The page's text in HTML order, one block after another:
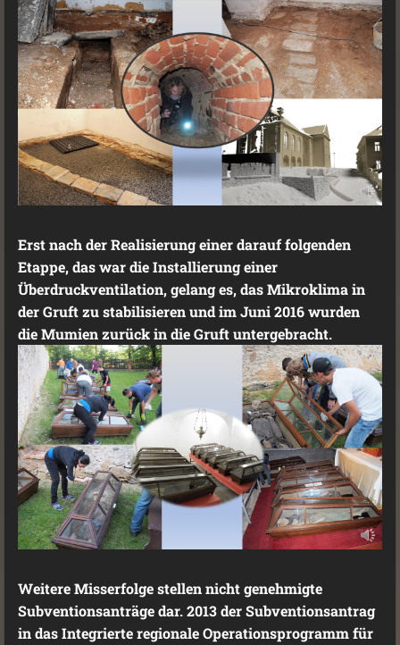
Erst nach der Realisierung einer darauf folgenden
Etappe, das war die Installierung einer
Überdruckventilation, gelang es, das Mikroklima in
der Gruft zu stabilisieren und im Juni 2016 wurden
die Mumien zurück in die Gruft untergebracht.
Weitere Misserfolge stellen nicht genehmigte
Subventionsanträge dar. 2013 der Subventionsantrag
in das Integrierte regionale Operationsprogramm für